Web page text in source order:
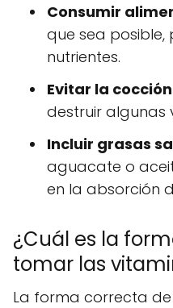
Consumir
que sea
nutrientes.
Evitar la
destruir algunas
Incluir grasas
aguacate o
en la absorción
¿Cuál es la
tomar las
La forma correcta